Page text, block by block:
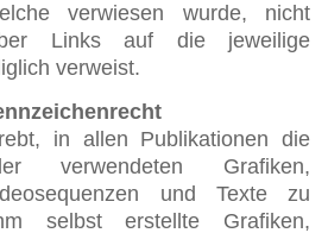
verwiesen wurde, nicht
Links auf die jeweilige
verweist.
in allen Publikationen die
verwendeten Grafiken,
und Texte zu
selbst erstellte Grafiken,